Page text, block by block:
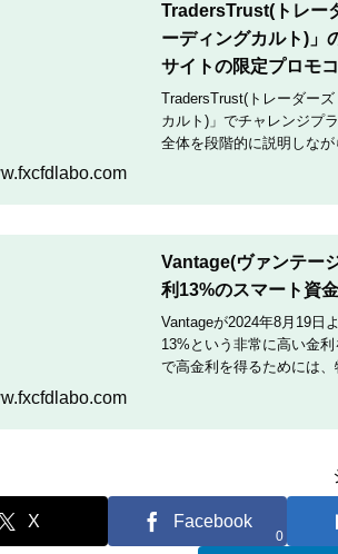
TradersTrust(トレー
ーディングカルト)」
サイトの限定プロモ
TradersTrust(トレーダー
カルト)」でチャレンジプ
全体を段階的に説明しな
TradingCultがほぼ定期的
Vantage(ヴァンテー
利13%のスマート資
Vantageが2024年8月19日
13%という非常に高い金
で高金利を得るためには
を行いたい人は、この記
X Facebook
0